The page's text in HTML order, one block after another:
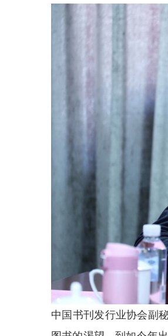
中国书刊发行业协会副